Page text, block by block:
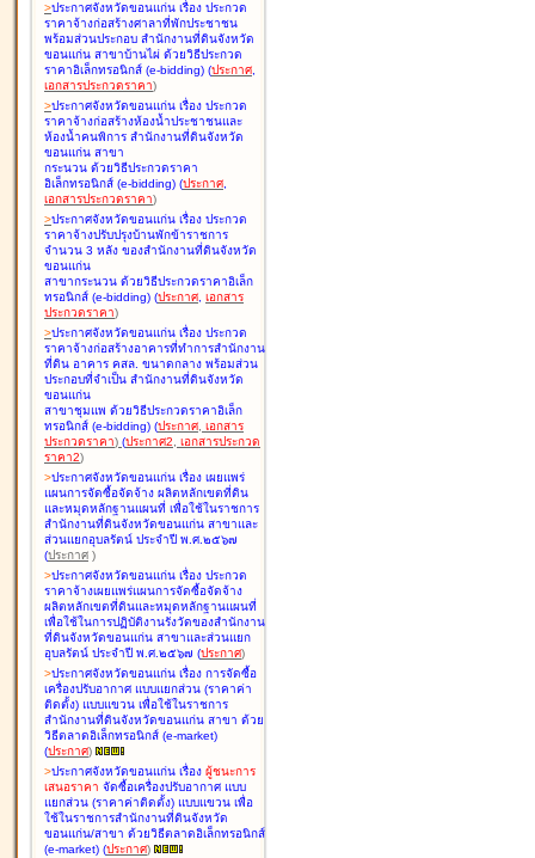
>ประกาศจังหวัดขอนแก่น เรื่อง ประกวด
ราคาจ้างก่อสร้างศาลาที่พักประชาชน
พร้อมส่วนประกอบ สำนักงานที่ดินจังหวัด
ขอนแก่น สาขาบ้านไผ่ ด้วยวิธีประกวด
ราคาอิเล็กทรอนิกส์ (e-bidding) (ประกาศ,
เอกสารประกวดราคา)
>ประกาศจังหวัดขอนแก่น เรื่อง ประกวด
ราคาจ้างก่อสร้างห้องน้ำประชาชนและ
ห้องน้ำคนพิการ สำนักงานที่ดินจังหวัด
ขอนแก่น สาขา
กระนวน ด้วยวิธีประกวดราคา
อิเล็กทรอนิกส์ (e-bidding) (ประกาศ,
เอกสารประกวดราคา)
>ประกาศจังหวัดขอนแก่น เรื่อง ประกวด
ราคาจ้างปรับปรุงบ้านพักข้าราชการ
จำนวน 3 หลัง ของสำนักงานที่ดินจังหวัด
ขอนแก่น
สาขากระนวน ด้วยวิธีประกวดราคาอิเล็ก
ทรอนิกส์ (e-bidding) (ประกาศ, เอกสาร
ประกวดราคา)
>ประกาศจังหวัดขอนแก่น เรื่อง ประกวด
ราคาจ้างก่อสร้างอาคารที่ทำการสำนักงาน
ที่ดิน อาคาร คสล. ขนาดกลาง พร้อมส่วน
ประกอบที่จำเป็น สำนักงานที่ดินจังหวัด
ขอนแก่น
สาขาชุมแพ ด้วยวิธีประกวดราคาอิเล็ก
ทรอนิกส์ (e-bidding) (ประกาศ, เอกสาร
ประกวดราคา) (ประกาศ2, เอกสารประกวด
ราคา2)
>ประกาศจังหวัดขอนแก่น เรื่อง เผยแพร่
แผนการจัดซื้อจัดจ้าง ผลิตหลักเขตที่ดิน
และหมุดหลักฐานแผนที่ เพื่อใช้ในราชการ
สำนักงานที่ดินจังหวัดขอนแก่น สาขาและ
ส่วนแยกอุบลรัตน์ ประจำปี พ.ศ.๒๕๖๗
(ประกาศ )
>ประกาศจังหวัดขอนแก่น เรื่อง ประกวด
ราคาจ้างเผยแพร่แผนการจัดซื้อจัดจ้าง
ผลิตหลักเขตที่ดินและหมุดหลักฐานแผนที่
เพื่อใช้ในการปฏิบัติงานรังวัดของสำนักงาน
ที่ดินจังหวัดขอนแก่น สาขาและส่วนแยก
อุบลรัตน์ ประจำปี พ.ศ.๒๕๖๗ (ประกาศ)
>ประกาศจังหวัดขอนแก่น เรื่อง การจัดซื้อ
เครื่องปรับอากาศ แบบแยกส่วน (ราคาค่า
ติดตั้ง) แบบแขวน เพื่อใช้ในราชการ
สำนักงานที่ดินจังหวัดขอนแก่น สาขา ด้วย
วิธีตลาดอิเล็กทรอนิกส์ (e-market)
(ประกาศ)
>ประกาศจังหวัดขอนแก่น เรื่อง ผู้ชนะการ
เสนอราคา จัดซื้อเครื่องปรับอากาศ แบบ
แยกส่วน (ราคาค่าติดตั้ง) แบบแขวน เพื่อ
ใช้ในราชการสำนักงานที่ดินจังหวัด
ขอนแก่น/สาขา ด้วยวิธีตลาดอิเล็กทรอนิกส์
(e-market) (ประกาศ)